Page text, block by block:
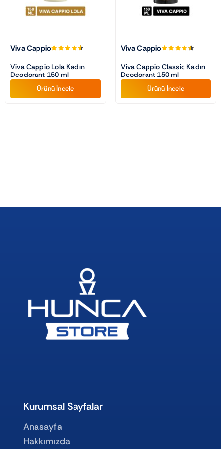
Viva Cappio
Viva Cappio Lola Kadın
Deodorant 150 ml
Ürünü İncele
Viva Cappio
Viva Cappio Classic Kadın
Deodorant 150 ml
Ürünü İncele
Kurumsal Sayfalar
Anasayfa
Hakkımızda